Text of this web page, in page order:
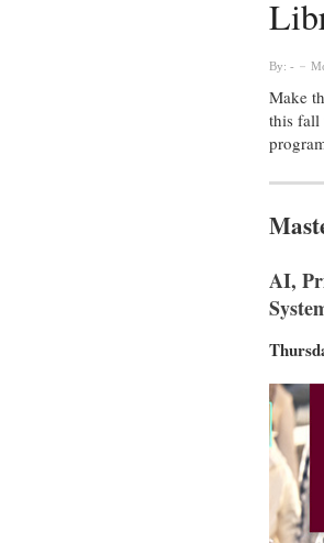
By:
Make
this fall
AI,